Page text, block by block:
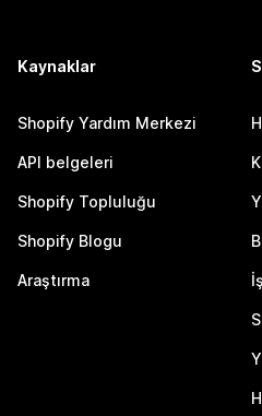
Kaynaklar
Shopify Yardım Merkezi
API belgeleri
Shopify Topluluğu
Shopify Blogu
Araştırma